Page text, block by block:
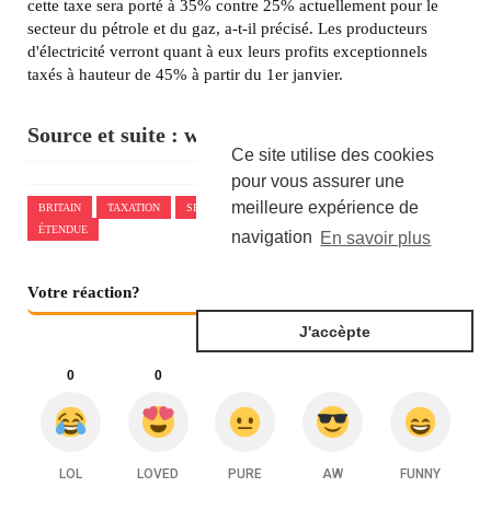
cette taxe sera porté à 35% contre 25% actuellement pour le
secteur du pétrole et du gaz, a-t-il précisé. Les producteurs
d'électricité verront quant à eux leurs profits exceptionnels
taxés à hauteur de 45% à partir du 1er janvier.
Source et suite : www.challenges.fr
BRITAIN TAXATION SECTEUR ÉNERGIE
ALOURDIE
ÉTENDUE
Votre réaction?
0
LOL
0
LOVED PURE AW FUNNY
Ce site utilise des cookies
pour vous assurer une
meilleure expérience de
navigation En savoir plus
J'accèpte